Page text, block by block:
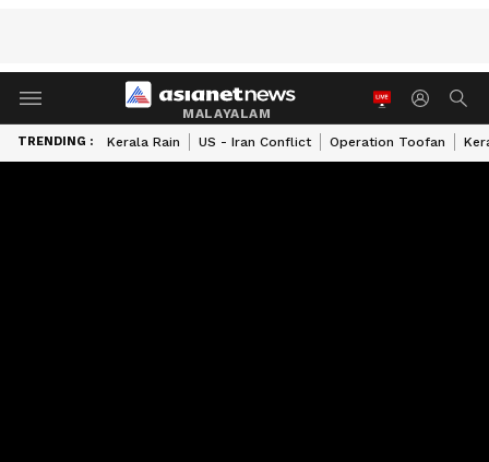
MALAYALAM
TRENDING : Kerala Rain US - Iran Conflict Operation Toofan